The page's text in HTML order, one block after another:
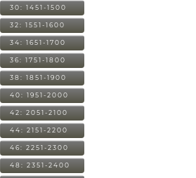
30: 1451-1500
32: 1551-1600
34: 1651-1700
36: 1751-1800
38: 1851-1900
40: 1951-2000
42: 2051-2100
44: 2151-2200
46: 2251-2300
48: 2351-2400